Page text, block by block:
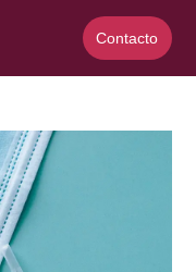
Contacto